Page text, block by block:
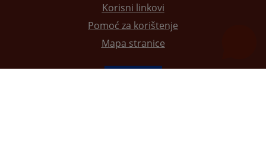
Korisni linkovi
Pomoć za korištenje
Mapa stranice